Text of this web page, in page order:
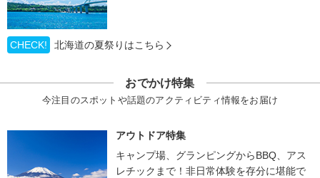
CHECK! 北海道の夏祭りはこちら
おでかけ特集
今注目のスポットや話題のアクティビティ情報をお届け
アウトドア特集
キャンプ場、グランピングからBBQ、アス
レチックまで！非日常体験を存分に堪能で